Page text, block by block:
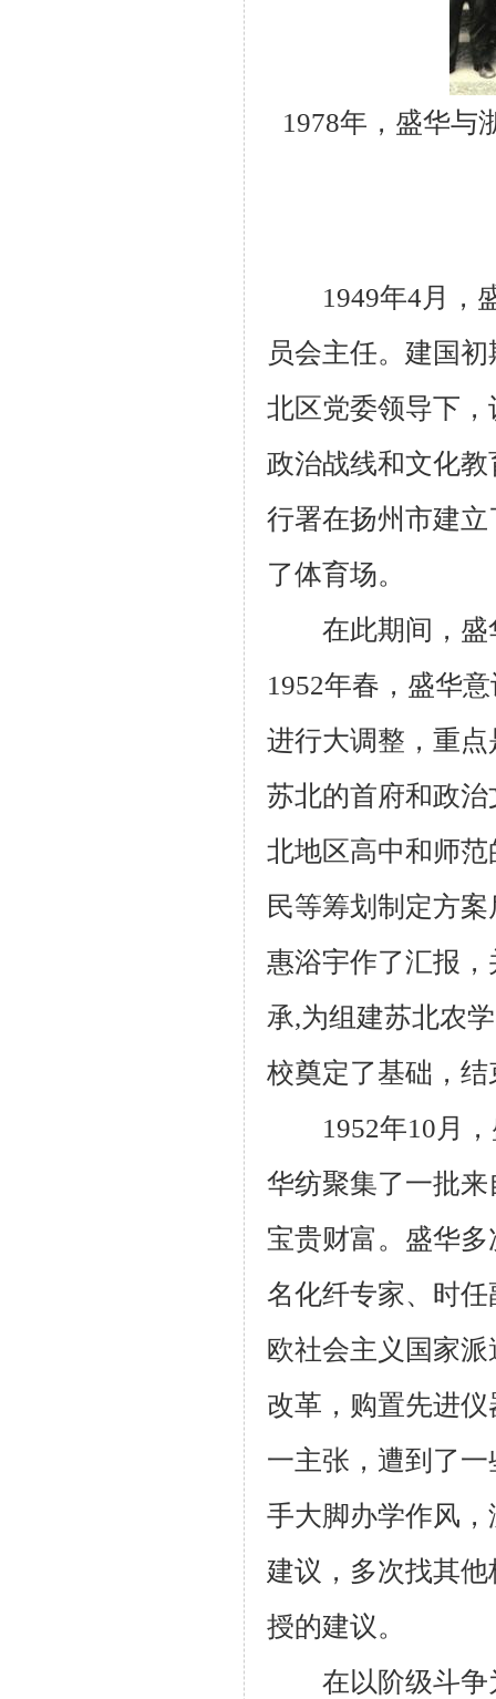
1978年，盛华与
1949年4月，盛
员会主任。建国
北区党委领导下
政治战线和文化
行署在扬州市建
了体育场。
在此期间，盛
1952年春，盛华
进行大调整，重
苏北的首府和政
北地区高中和师
民等筹划制定方
惠浴宇作了汇报
承,为组建苏北农
校奠定了基础，
1952年10月，
华纺聚集了一批
宝贵财富。盛华
名化纤专家、时
欧社会主义国家
改革，购置先进
一主张，遭到了
手大脚办学作风
建议，多次找其
授的建议。
在以阶级斗争